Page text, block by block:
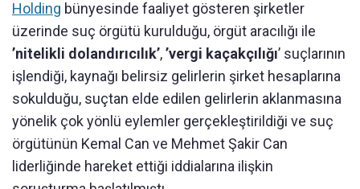
Holding bünyesinde faaliyet gösteren şirketler
üzerinde suç örgütü kurulduğu, örgüt aracılığı ile
’nitelikli dolandırıcılık’,’vergi kaçakçılığı’ suçlarının
işlendiği, kaynağı belirsiz gelirlerin şirket hesaplarına
sokulduğu, suçtan elde edilen gelirlerin aklanmasına
yönelik çok yönlü eylemler gerçekleştirildiği ve suç
örgütünün Kemal Can ve Mehmet Şakir Can
liderliğinde hareket ettiği iddialarına ilişkin